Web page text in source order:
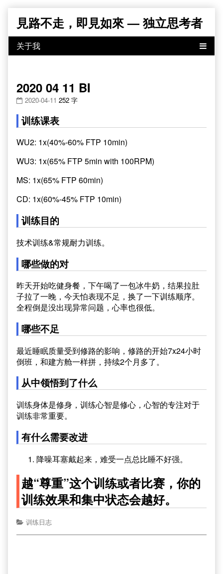
content
見路不走，即見如來 — 独立思考者
2020 04 11 BI
2020-04-11 252 字
训练课表
WU2: 1x(40%-60% FTP 10min)
WU3: 1x(65% FTP 5min with 100RPM)
MS: 1x(65% FTP 60min)
CD: 1x(60%-45% FTP 10min)
训练目的
技术训练&常规耐力训练。
哪些做的对
昨天开始吃健身餐，下午喝了一包冰牛奶，结果拉肚
子拉了一晚，今天怕表现不足，换了一下训练顺序。
全程倒是没出现异常问题，心率也很低。
哪些不足
最近睡眠质量受到修路的影响，修路的开始7x24小时
倒班，和建方舱一样拼，持续2个月多了。
从中领悟到了什么
训练身体是修身，训练心智是修心，心智的专注对于
训练非常重要。
有什么需要改进
降噪耳塞戴起来，难受一点总比睡不好强。
越“尊重”这个训练或者比赛，你的
训练效果和集中状态会越好。
训练日志